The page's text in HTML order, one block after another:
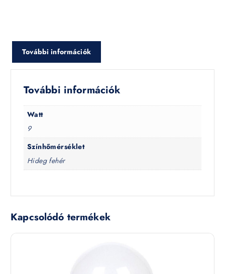
További információk
További információk
Watt
9
Színhőmérséklet
Hideg fehér
Kapcsolódó termékek